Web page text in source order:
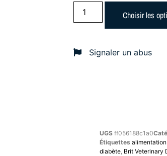
Choisir les
Signaler un abus
UGS ff056188c1a0
Étiquettes
diabète, Brit Veterinary